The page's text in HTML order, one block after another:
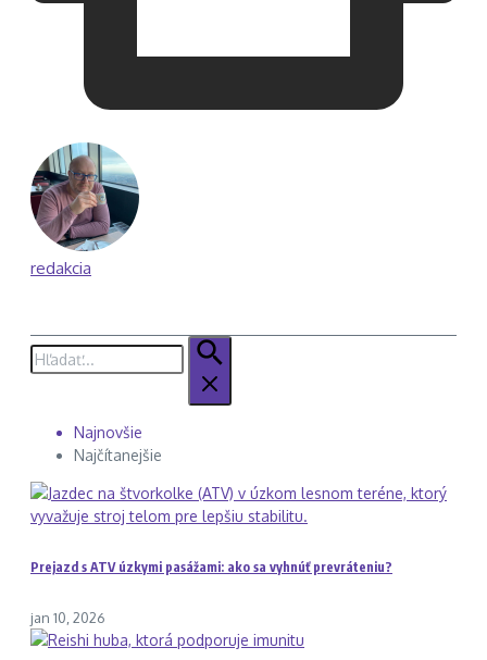
redakcia
Hľadať:
Najnovšie
Najčítanejšie
Prejazd s ATV úzkymi pasážami: ako sa vyhnúť prevráteniu?
jan 10, 2026